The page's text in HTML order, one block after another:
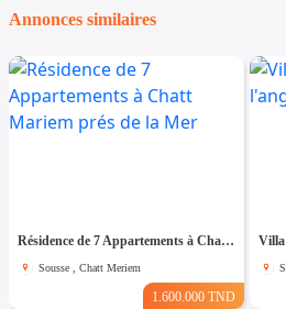
Annonces similaires
Résidence de 7 Appartements à Chatt Mariem prés de la Mer
Sousse , Chatt Meriem
1.600.000 TND
Villa